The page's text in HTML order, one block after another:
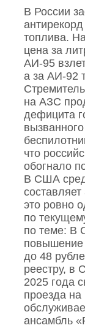
В России
топлива.
цена за
АИ‑95
а за АИ‑92
на АЗС
дефицита
что
обогнало
В США
это ровно
по
по теме: В
повышение
до 48
реестру, в
2025 года
проезда
ансамбль